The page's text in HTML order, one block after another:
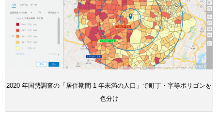
2020 年国勢調査の「居住期間 1 年未満の人口」で町丁・字等ポリゴンを
色分け